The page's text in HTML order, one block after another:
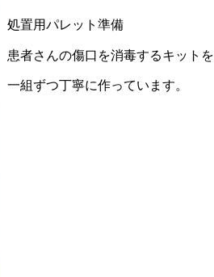
処置用パレット準備
患者さんの傷口を消毒するキットを
一組ずつ丁寧に作っています。